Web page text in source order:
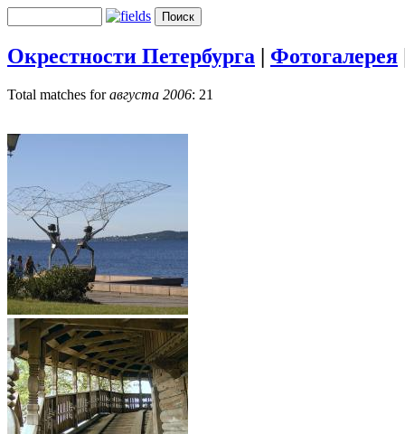
Окрестности Петербурга | Фотогалерея
Total matches forавгуста 2006: 21